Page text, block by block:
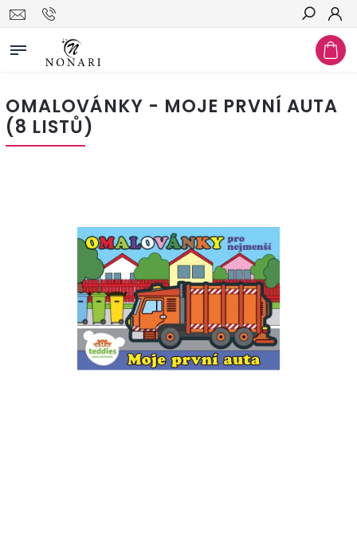
Hledat
OMALOVÁNKY - MOJE PRVNÍ AUTA
(8 LISTŮ)